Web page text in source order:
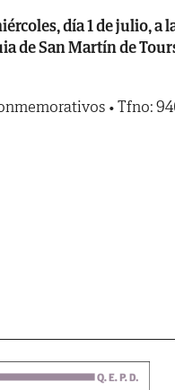
día 1 de julio, a
de San Martín de
• Tfno: